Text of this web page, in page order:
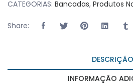
CATEGORIAS: Bancadas, Produtos
Share:
DESCRIÇÃO
INFORMAÇÃO